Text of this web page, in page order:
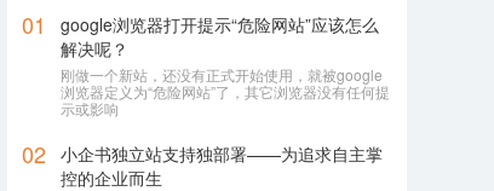
01
google浏览器打开提示“危险网站”应该怎么
解决呢？
刚做一个新站，还没有正式开始使用，就被google
浏览器定义为“危险网站”了，其它浏览器没有任何提
示或影响
02 小企书独立站支持独部署——为追求自主掌
控的企业而生